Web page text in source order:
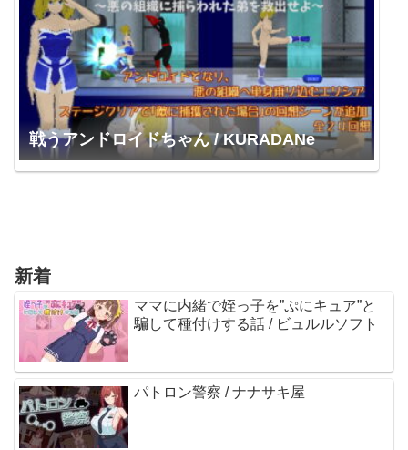
戦うアンドロイドちゃん / KURADANe
新着
ママに内緒で姪っ子を”ぷにキュア”と
騙して種付けする話 / ビュルルソフト
パトロン警察 / ナナサキ屋